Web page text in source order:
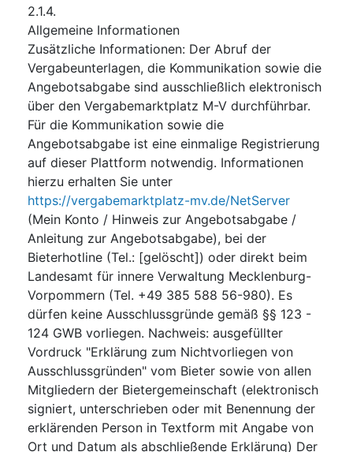
2.1.4.
Allgemeine Informationen
Zusätzliche Informationen: Der Abruf der
Vergabeunterlagen, die Kommunikation sowie die
Angebotsabgabe sind ausschließlich elektronisch
über den Vergabemarktplatz M-V durchführbar.
Für die Kommunikation sowie die
Angebotsabgabe ist eine einmalige Registrierung
auf dieser Plattform notwendig. Informationen
hierzu erhalten Sie unter
https://vergabemarktplatz-mv.de/NetServer
(Mein Konto / Hinweis zur Angebotsabgabe /
Anleitung zur Angebotsabgabe), bei der
Bieterhotline (Tel.: [gelöscht]) oder direkt beim
Landesamt für innere Verwaltung Mecklenburg-
Vorpommern (Tel. +49 385 588 56-980). Es
dürfen keine Ausschlussgründe gemäß §§ 123 -
124 GWB vorliegen. Nachweis: ausgefüllter
Vordruck "Erklärung zum Nichtvorliegen von
Ausschlussgründen" vom Bieter sowie von allen
Mitgliedern der Bietergemeinschaft (elektronisch
signiert, unterschrieben oder mit Benennung der
erklärenden Person in Textform mit Angabe von
Ort und Datum als abschließende Erklärung) Der